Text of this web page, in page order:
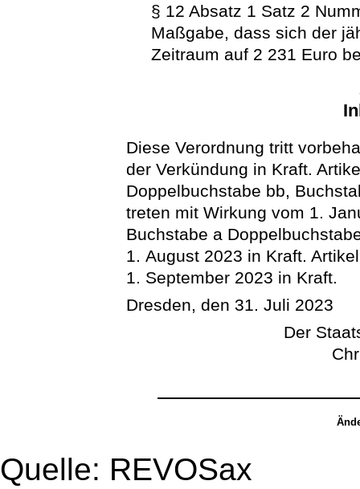
§ 12 Absatz 1 Satz 2
Maßgabe, dass sich der
Zeitraum auf 2 231 Euro
Diese Verordnung tritt
der Verkündung in Kraft.
Doppelbuchstabe bb,
treten mit Wirkung vom 1.
Buchstabe a
1. August 2023 in Kraft.
1. September 2023 in Kraft.
Dresden, den 31. Juli 2023
Der
Quelle: REVOSax